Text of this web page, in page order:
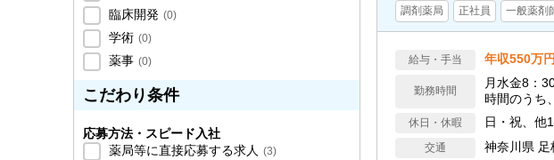
臨床開発 (0)
学術 (0)
薬事 (0)
こだわり条件
応募方法・スピード入社
薬局等に直接応募する求人 (3)
調剤薬局 正社員 一般薬剤
給与・手当 年収550万
勤務時間
月水金8：
時間のうち
休日・休暇 日・祝、他
交通 神奈川県 足